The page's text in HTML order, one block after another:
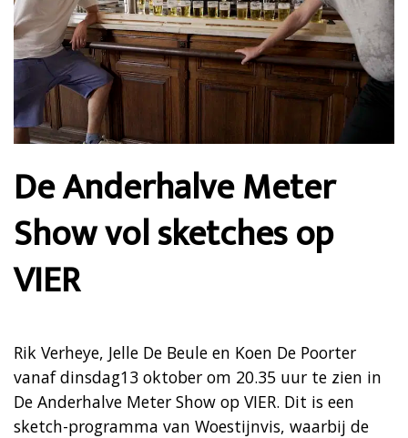
De Anderhalve Meter
Show vol sketches op
VIER
Rik Verheye, Jelle De Beule en Koen De Poorter
vanaf dinsdag13 oktober om 20.35 uur te zien in
De Anderhalve Meter Show op VIER. Dit is een
sketch-programma van Woestijnvis, waarbij de